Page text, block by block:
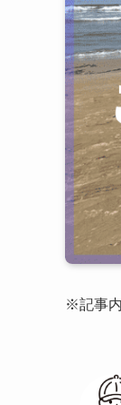
※記事